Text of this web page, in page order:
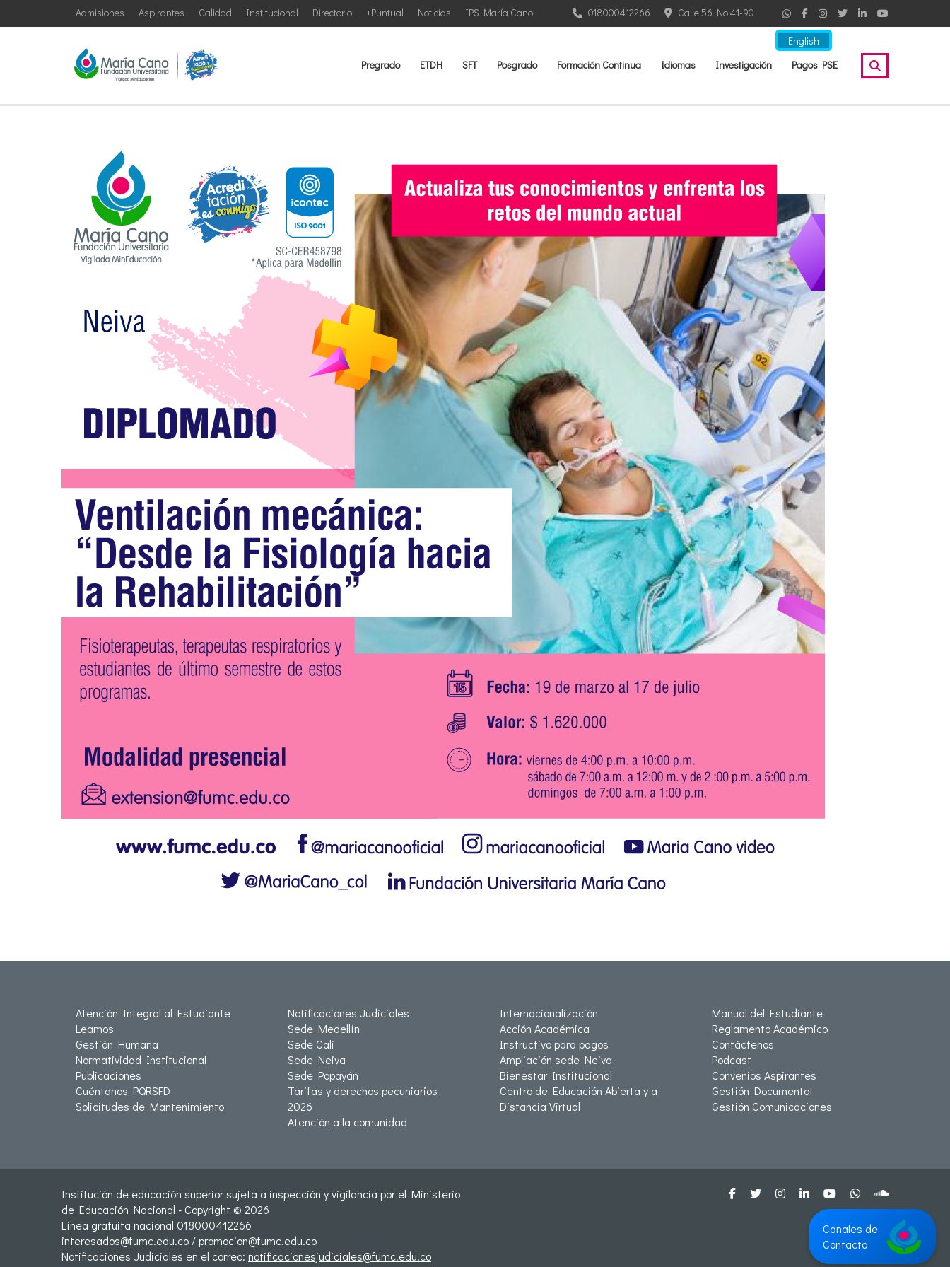
English
IPS María Cano
Noticias
+Puntual
Directorio
Institucional
Calidad
Aspirantes
Admisiones Calle 56 No 41-90
018000412266
Pregrado ETDH SFT Posgrado Formación Continua Idiomas Investigación Pagos PSE
Atención Integral al Estudiante
Leamos
Gestión Humana
Normatividad Institucional
Publicaciones
Cuéntanos PQRSFD
Solicitudes de Mantenimiento
Notificaciones Judiciales
Sede Medellín
Sede Cali
Sede Neiva
Sede Popayán
Tarifas y derechos pecuniarios
2026
Atención a la comunidad
Internacionalización
Acción Académica
Instructivo para pagos
Ampliación sede Neiva
Bienestar Institucional
Centro de Educación Abierta y a
Distancia Virtual
Manual del Estudiante
Reglamento Académico
Contáctenos
Podcast
Convenios Aspirantes
Gestión Documental
Gestión Comunicaciones
Institución de educación superior sujeta a inspección y vigilancia por el Ministerio
de Educación Nacional - Copyright © 2026
Línea gratuita nacional 018000412266
interesados@fumc.edu.co /promocion@fumc.edu.co
Notificaciones Judiciales en el correo: notificacionesjudiciales@fumc.edu.co
Canales de
Contacto